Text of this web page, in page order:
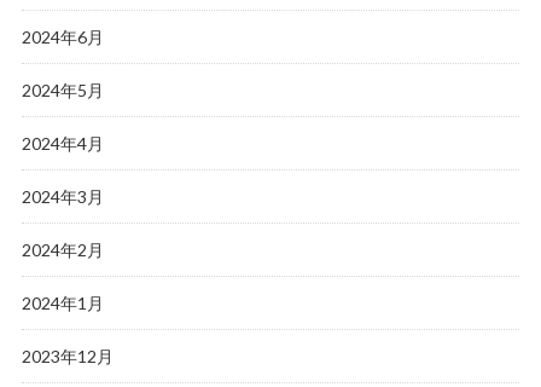
2024年6月
2024年5月
2024年4月
2024年3月
2024年2月
2024年1月
2023年12月